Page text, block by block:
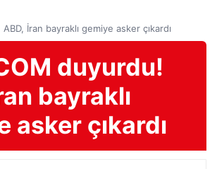
İran bayraklı gemiye asker çıkardı
duyurdu!
bayraklı
asker çıkardı